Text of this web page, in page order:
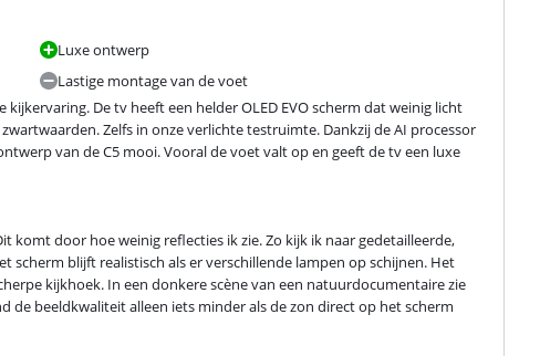
Luxe ontwerp
Lastige montage van de voet
kijkervaring. De tv heeft een helder OLED EVO scherm dat weinig licht
Zelfs in onze verlichte testruimte. Dankzij de AI processor
van de C5 mooi. Vooral de voet valt op en geeft de tv een luxe
komt door hoe weinig reflecties ik zie. Zo kijk ik naar gedetailleerde,
blijft realistisch als er verschillende lampen op schijnen. Het
kijkhoek. In een donkere scène van een natuurdocumentaire zie
beeldkwaliteit alleen iets minder als de zon direct op het scherm